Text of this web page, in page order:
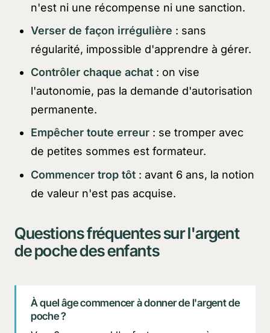
n'est ni une récompense ni une sanction.
Verser de façon irrégulière : sans
régularité, impossible d'apprendre à gérer.
Contrôler chaque achat : on vise
l'autonomie, pas la demande d'autorisation
permanente.
Empêcher toute erreur : se tromper avec
de petites sommes est formateur.
Commencer trop tôt : avant 6 ans, la notion
de valeur n'est pas acquise.
Questions fréquentes sur l'argent
de poche des enfants
À quel âge commencer à donner de l'argent de
poche ?